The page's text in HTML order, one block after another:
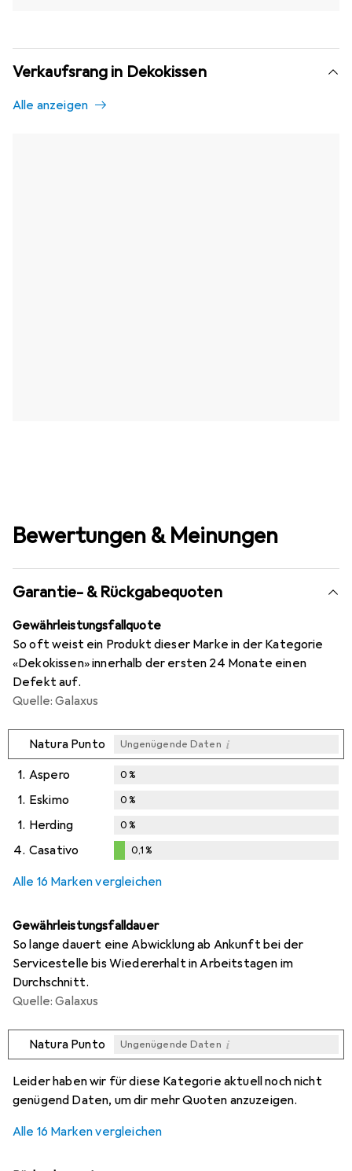
Verkaufsrang in Dekokissen
Alle anzeigen
Bewertungen & Meinungen
Garantie- & Rückgabequoten
Gewährleistungsfallquote
So oft weist ein Produkt dieser Marke in der Kategorie
«Dekokissen» innerhalb der ersten 24 Monate einen
Defekt auf.
Quelle: Galaxus
Natura Punto Ungenügende Daten i
1. Aspero 0%
1. Eskimo 0%
1. Herding 0%
4. Casativo 0,1%
Alle 16 Marken vergleichen
Gewährleistungsfalldauer
So lange dauert eine Abwicklung ab Ankunft bei der
Servicestelle bis Wiedererhalt in Arbeitstagen im
Durchschnitt.
Quelle: Galaxus
Natura Punto Ungenügende Daten i
Leider haben wir für diese Kategorie aktuell noch nicht
genügend Daten, um dir mehr Quoten anzuzeigen.
Alle 16 Marken vergleichen